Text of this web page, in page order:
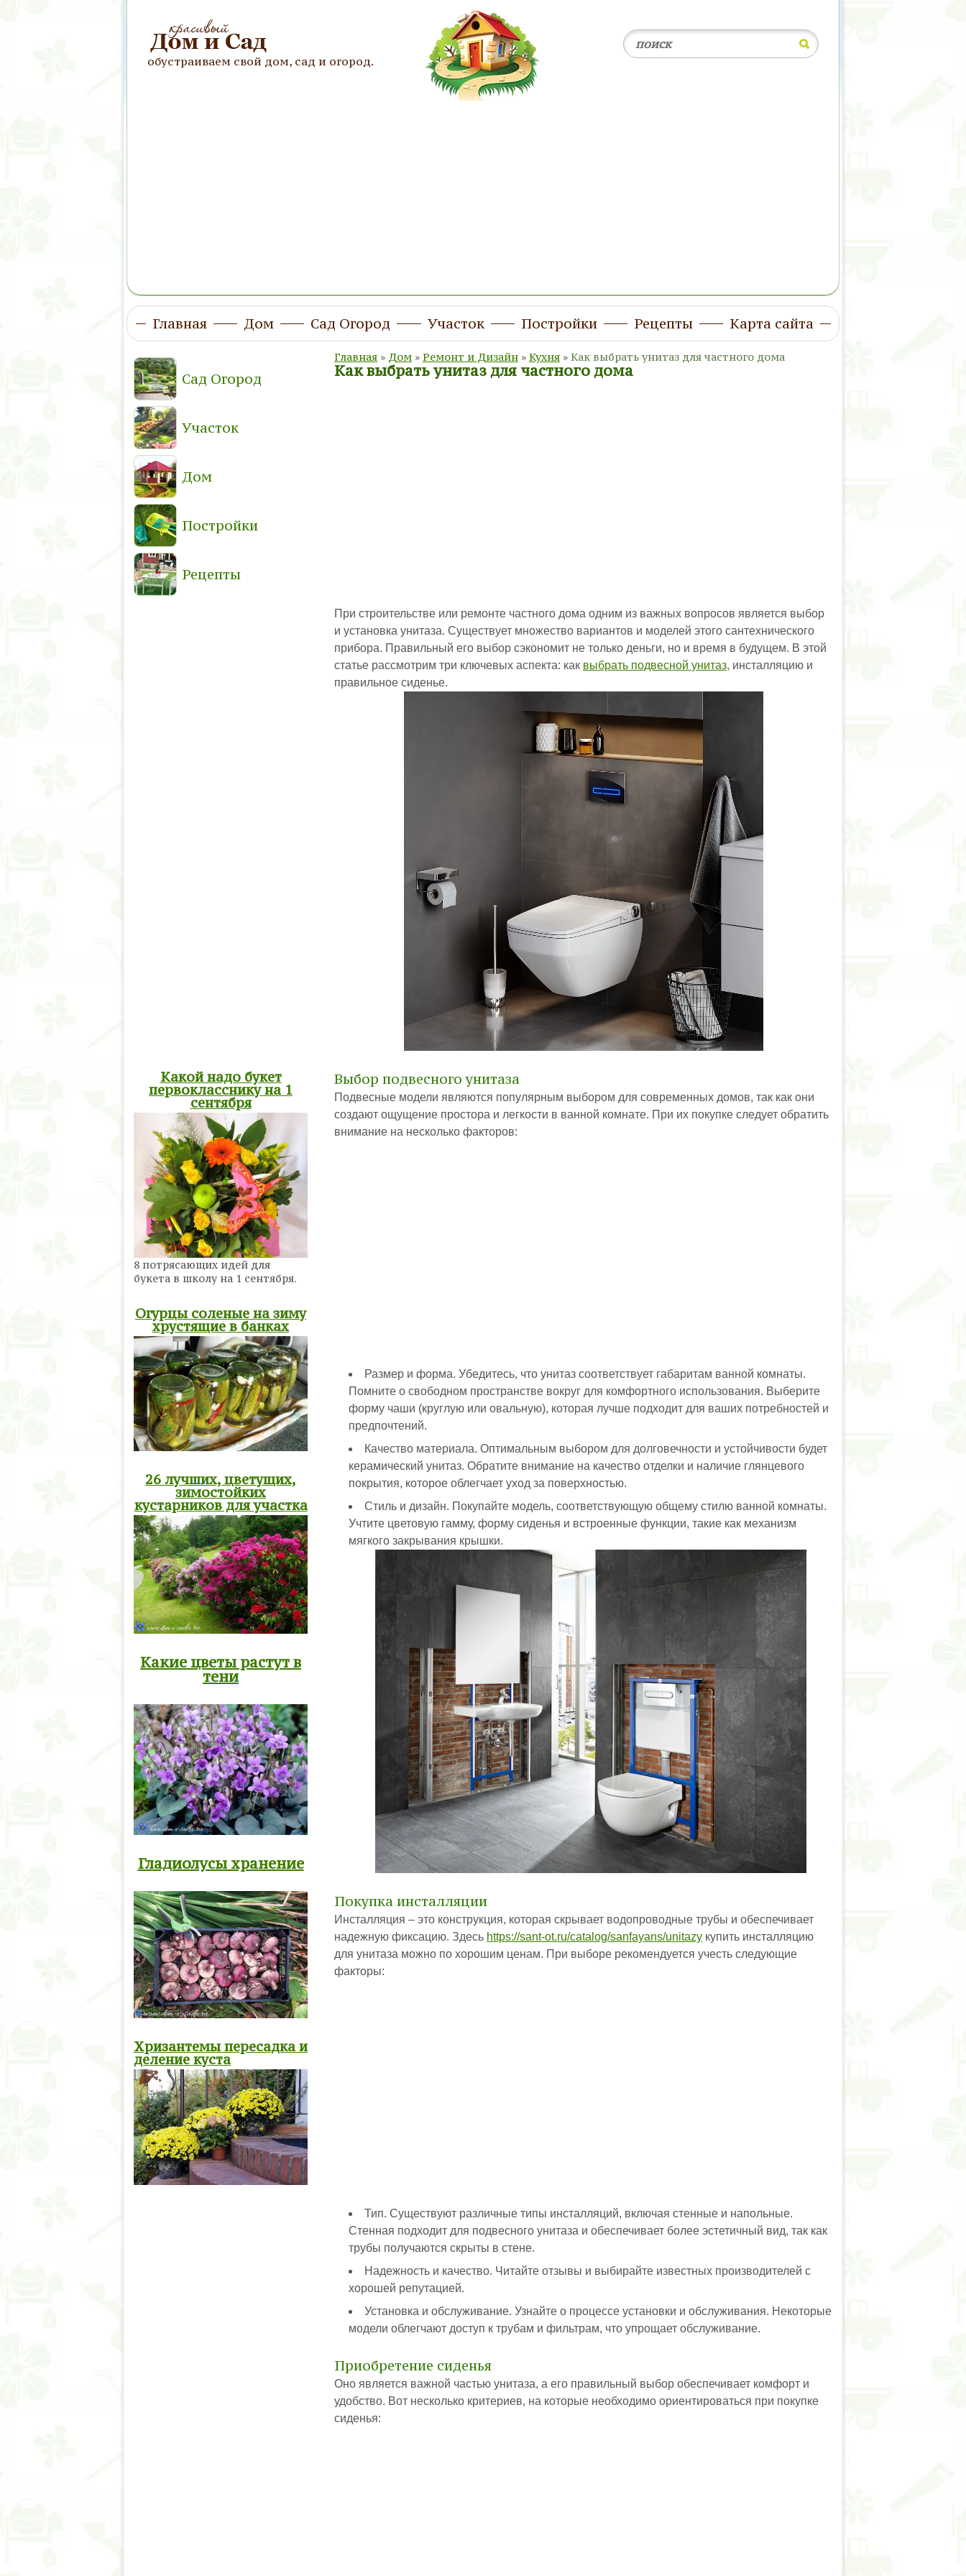
обустраиваем свой дом, сад и огород.
Главная Дом Сад Огород Участок Постройки Рецепты Карта сайта
Главная » Дом » Ремонт и Дизайн » Кухня » Как выбрать унитаз для частного дома
Как выбрать унитаз для частного дома
При строительстве или ремонте частного дома одним из важных вопросов является выбор
и установка унитаза. Существует множество вариантов и моделей этого сантехнического
прибора. Правильный его выбор сэкономит не только деньги, но и время в будущем. В этой
статье рассмотрим три ключевых аспекта: как выбрать подвесной унитаз, инсталляцию и
правильное сиденье.
Выбор подвесного унитаза
Подвесные модели являются популярным выбором для современных домов, так как они
создают ощущение простора и легкости в ванной комнате. При их покупке следует обратить
внимание на несколько факторов:
Размер и форма. Убедитесь, что унитаз соответствует габаритам ванной комнаты.
Помните о свободном пространстве вокруг для комфортного использования. Выберите
форму чаши (круглую или овальную), которая лучше подходит для ваших потребностей и
предпочтений.
Качество материала. Оптимальным выбором для долговечности и устойчивости будет
керамический унитаз. Обратите внимание на качество отделки и наличие глянцевого
покрытия, которое облегчает уход за поверхностью.
Стиль и дизайн. Покупайте модель, соответствующую общему стилю ванной комнаты.
Учтите цветовую гамму, форму сиденья и встроенные функции, такие как механизм
мягкого закрывания крышки.
Покупка инсталляции
Инсталляция – это конструкция, которая скрывает водопроводные трубы и обеспечивает
надежную фиксацию. Здесь https://sant-ot.ru/catalog/sanfayans/unitazy купить инсталляцию
для унитаза можно по хорошим ценам. При выборе рекомендуется учесть следующие
факторы:
Тип. Существуют различные типы инсталляций, включая стенные и напольные.
Стенная подходит для подвесного унитаза и обеспечивает более эстетичный вид, так как
трубы получаются скрыты в стене.
Надежность и качество. Читайте отзывы и выбирайте известных производителей с
хорошей репутацией.
Установка и обслуживание. Узнайте о процессе установки и обслуживания. Некоторые
модели облегчают доступ к трубам и фильтрам, что упрощает обслуживание.
Приобретение сиденья
Оно является важной частью унитаза, а его правильный выбор обеспечивает комфорт и
удобство. Вот несколько критериев, на которые необходимо ориентироваться при покупке
сиденья:
Сад Огород
Участок
Дом
Постройки
Рецепты
Какой надо букет
первокласснику на 1
сентября
8 потрясающих идей для
букета в школу на 1 сентября.
Огурцы соленые на зиму
хрустящие в банках
26 лучших, цветущих,
зимостойких
кустарников для участка
Какие цветы растут в
тени
Гладиолусы хранение
Хризантемы пересадка и
деление куста